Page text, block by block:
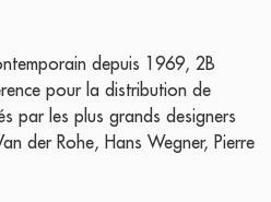
depuis 1969, 2B
pour la distribution de
par les plus grands designers
der Rohe, Hans Wegner, Pierre